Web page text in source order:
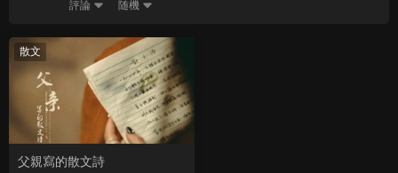
評論
随機
散文
父親寫的散文詩